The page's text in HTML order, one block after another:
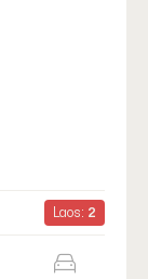
Laos: 2